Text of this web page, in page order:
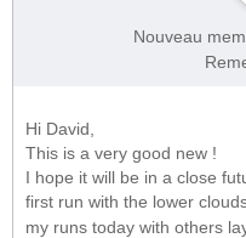
Nouveau
Hi David,
This is a very good new !
I hope it will be in a close
first run with the lower
my runs today with others